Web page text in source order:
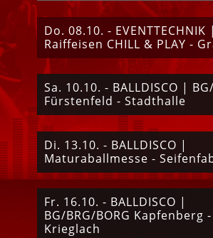
Do. 08.10. - EVENTTECHNIK |
Raiffeisen CHILL & PLAY -
Sa. 10.10. - BALLDISCO |
Fürstenfeld - Stadthalle
Di. 13.10. - BALLDISCO |
Maturaballmesse -
Fr. 16.10. - BALLDISCO |
BG/BRG/BORG Kapfenberg -
Krieglach